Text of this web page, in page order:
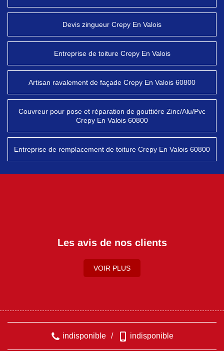
Devis zingueur Crepy En Valois
Entreprise de toiture Crepy En Valois
Artisan ravalement de façade Crepy En Valois 60800
Couvreur pour pose et réparation de gouttière Zinc/Alu/Pvc
Crepy En Valois 60800
Entreprise de remplacement de toiture Crepy En Valois 60800
Les avis de nos clients
VOIR PLUS
indisponible / indisponible